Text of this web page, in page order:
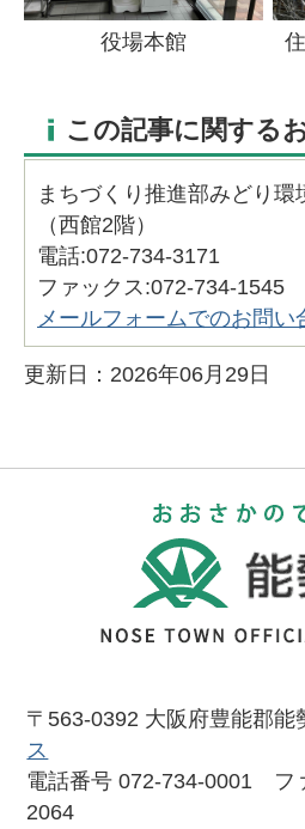
役場本館
この記事に関する
まちづくり推進部みどり環
（西館2階）
電話:072-734-3171
ファックス:072-734-1545
メールフォームでのお問い
更新日：2026年06月29日
〒563-0392 大阪府豊能郡
ス
電話番号 072-734-0001 フ
2064